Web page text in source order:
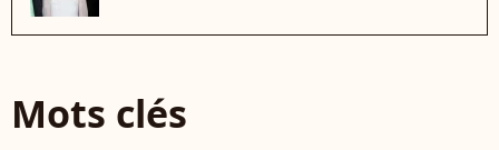
Mots clés